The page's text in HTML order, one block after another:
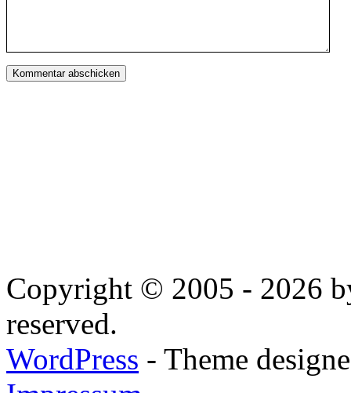
Copyright © 2005 - 2026
reserved.
WordPress - Theme